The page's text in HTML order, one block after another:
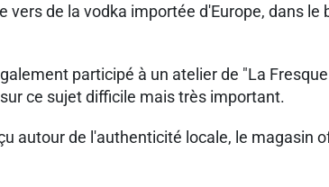
de la vodka importée d'Europe, dans
participé à un atelier de "La
ce sujet difficile mais très important.
autour de l'authenticité locale, le magasin